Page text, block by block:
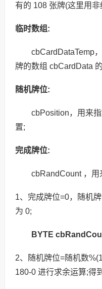
有的 108 张牌(这里用
临时数组:
cbCardDataTemp
牌的数组 cbCardData
随机牌位:
cbPosition，用来
置;
完成牌位:
cbRandCount ，用
1、完成牌位=0，随机
为 0;
BYTE
2、随机牌位=随机数
180-0 进行求余运算;得